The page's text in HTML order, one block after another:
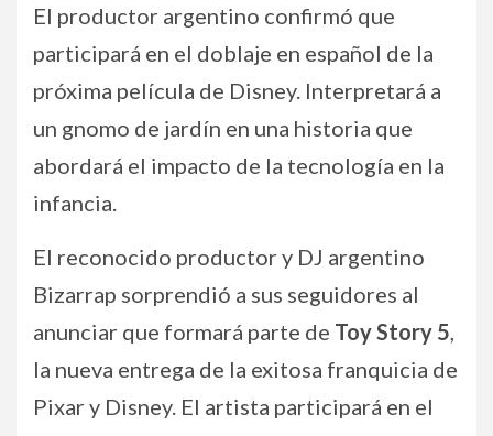
El productor argentino confirmó que
participará en el doblaje en español de la
próxima película de Disney. Interpretará a
un gnomo de jardín en una historia que
abordará el impacto de la tecnología en la
infancia.
El reconocido productor y DJ argentino
Bizarrap sorprendió a sus seguidores al
anunciar que formará parte de Toy Story 5
la nueva entrega de la exitosa franquicia de
Pixar y Disney. El artista participará en el